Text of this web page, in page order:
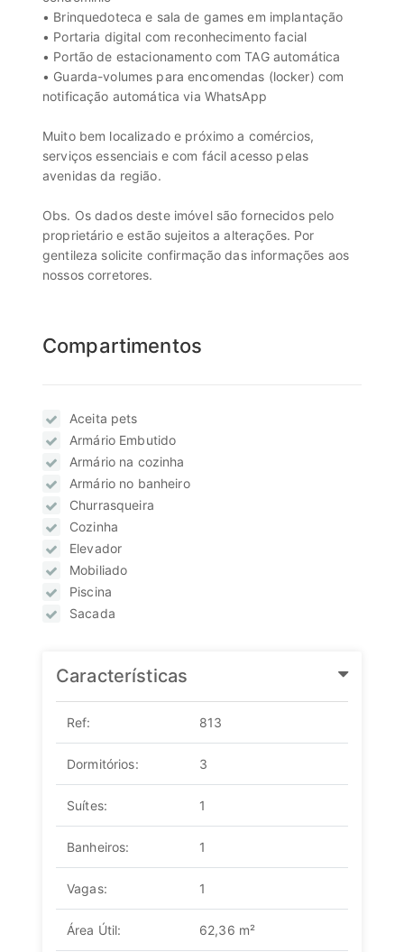
• Brinquedoteca e sala de games em implantação
• Portaria digital com reconhecimento facial
• Portão de estacionamento com TAG automática
• Guarda-volumes para encomendas (locker) com
notificação automática via WhatsApp
Muito bem localizado e próximo a comércios,
serviços essenciais e com fácil acesso pelas
avenidas da região.
Obs. Os dados deste imóvel são fornecidos pelo
proprietário e estão sujeitos a alterações. Por
gentileza solicite confirmação das informações aos
nossos corretores.
Compartimentos
Aceita pets
Armário Embutido
Armário na cozinha
Armário no banheiro
Churrasqueira
Cozinha
Elevador
Mobiliado
Piscina
Sacada
Características
Ref: 813
Dormitórios: 3
Suítes: 1
Banheiros: 1
Vagas: 1
Área Útil: 62,36 m²